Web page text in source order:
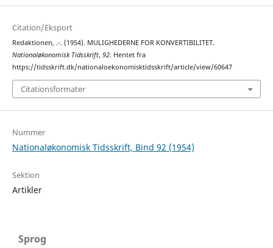
Citation/Eksport
Redaktionen, .-. (1954). MULIGHEDERNE FOR KONVERTIBILITET.
Nationaløkonomisk Tidsskrift, 92. Hentet fra
https://tidsskrift.dk/nationaloekonomisktidsskrift/article/view/60647
Citationsformater
Nummer
Nationaløkonomisk Tidsskrift, Bind 92 (1954)
Sektion
Artikler
Sprog